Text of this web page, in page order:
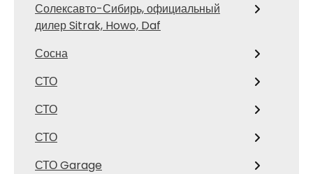
Солексавто-Сибирь, официальный
дилер Sitrak, Howo, Daf
Сосна
СТО
СТО
СТО
СТО Garage